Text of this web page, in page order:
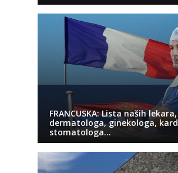
FRANCUSKA: Lista naših lekara,
dermatologa, ginekologa,
stomatologa…